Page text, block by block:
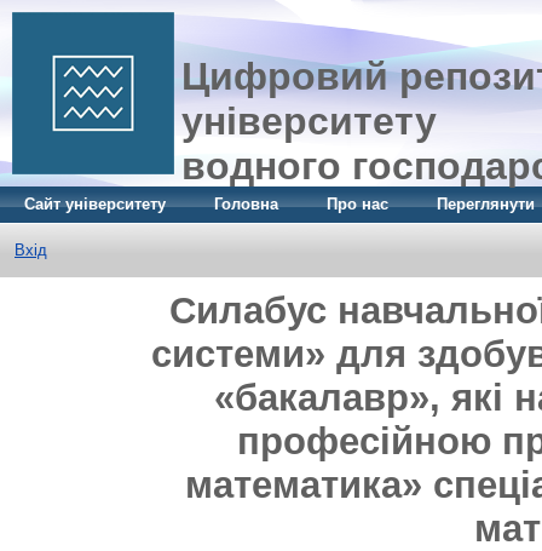
Цифровий
університету
водного
Сайт університету Головна Про нас Переглянути
Вхід
Силабус
системи» для
«бакалавр», які
професійною
математика»